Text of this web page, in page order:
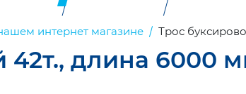
интернет магазине Трос
длина 6000